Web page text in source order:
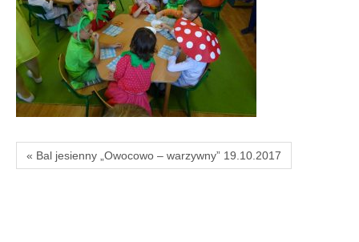
« Bal jesienny „Owocowo – warzywny” 19.10.2017